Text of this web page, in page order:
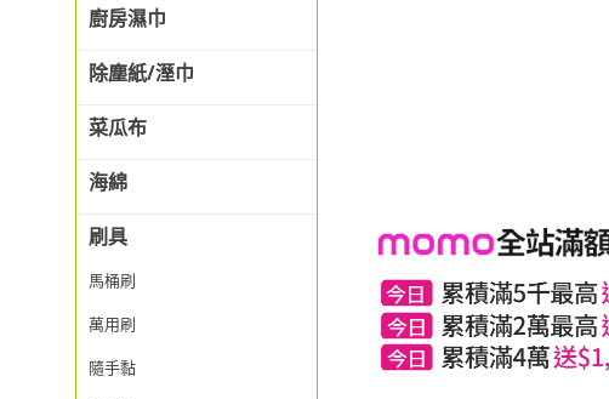
廚房濕巾
除塵紙/溼巾
菜瓜布
海綿
刷具
馬桶刷
萬用刷
隨手黏